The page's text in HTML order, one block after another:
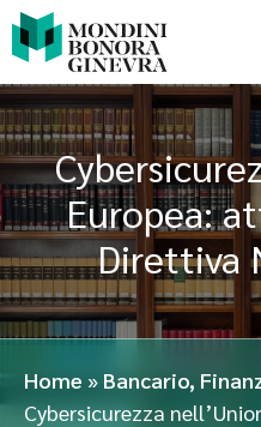
Europea:
Direttiva
Home » Bancario,
Cybersicurezza